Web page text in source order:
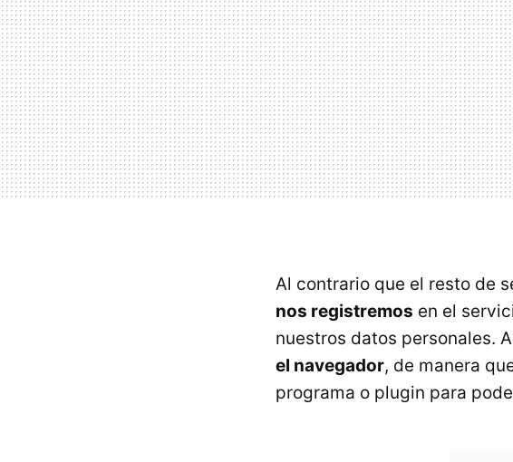
Al contrario que el resto de
nos registremos en el
nuestros datos personales.
el navegador, de manera
programa o plugin para